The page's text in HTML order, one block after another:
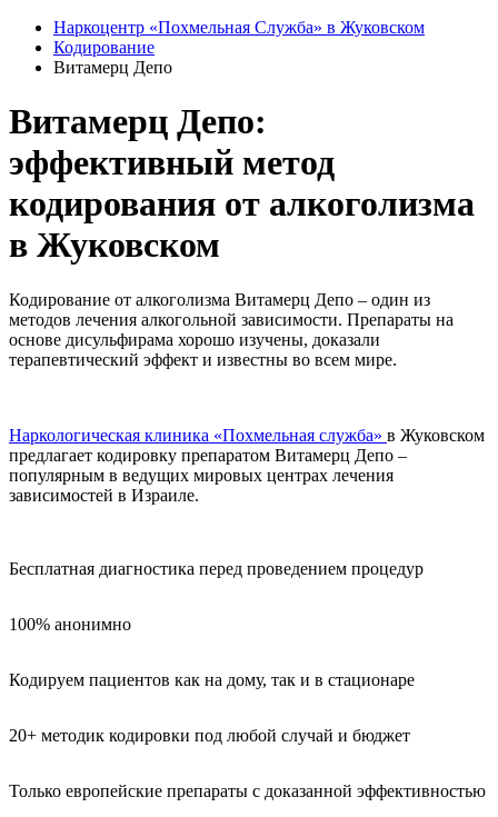
Наркоцентр «Похмельная Служба» в Жуковском
Кодирование
Витамерц Депо
Витамерц Депо:
эффективный метод
кодирования от алкоголизма
в Жуковском
Кодирование от алкоголизма Витамерц Депо – один из
методов лечения алкогольной зависимости. Препараты на
основе дисульфирама хорошо изучены, доказали
терапевтический эффект и известны во всем мире.
Наркологическая клиника «Похмельная служба» в Жуковском
предлагает кодировку препаратом Витамерц Депо –
популярным в ведущих мировых центрах лечения
зависимостей в Израиле.
Бесплатная диагностика перед проведением процедур
100% анонимно
Кодируем пациентов как на дому, так и в стационаре
20+ методик кодировки под любой случай и бюджет
Только европейские препараты с доказанной эффективностью